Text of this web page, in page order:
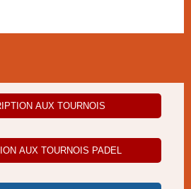
AUX TOURNOIS
AUX TOURNOIS PADEL